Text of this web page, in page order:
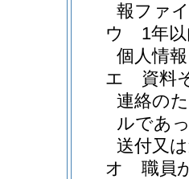
報ファ
ウ
1年
個人情
エ
資料
連絡の
ルであ
送付又
オ
職員